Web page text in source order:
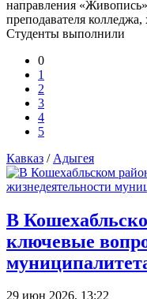
направления
преподавателя
Студенты выполнили
0
1
2
3
4
5
Кавказ / Адыгея
В
ключевые
29 июн 2026, 13:22